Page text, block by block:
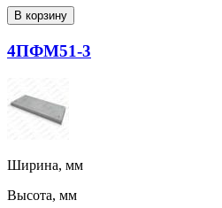
В корзину
4ПФМ51-3
Ширина, мм
Высота, мм